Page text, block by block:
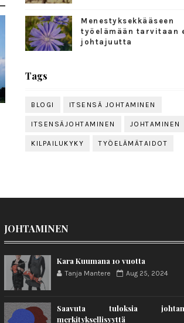
Menestyksekkääseen
työelämään tarvitaan
johtajuutta
Tags
BLOGI ITSENSÄ JOHTAMINEN
ITSENSÄJOHTAMINEN JOHTAMINEN
KILPAILUKYKY TYÖELÄMÄTAIDOT
JOHTAMINEN
Kara Kuumana 10 vuotta
Tanja Mantere Aug 25, 2024
Saavuta tuloksia
merkityksellisyyttä